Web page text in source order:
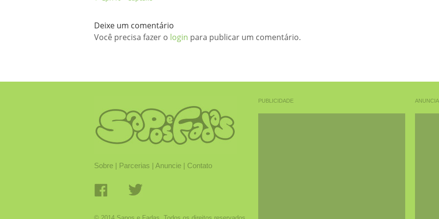
Deixe um comentário
Você precisa fazer o login para publicar um comentário.
Sobre | Parcerias | Anuncie | Contato
PUBLICIDADE